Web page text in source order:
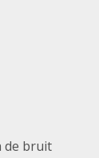
de bruit